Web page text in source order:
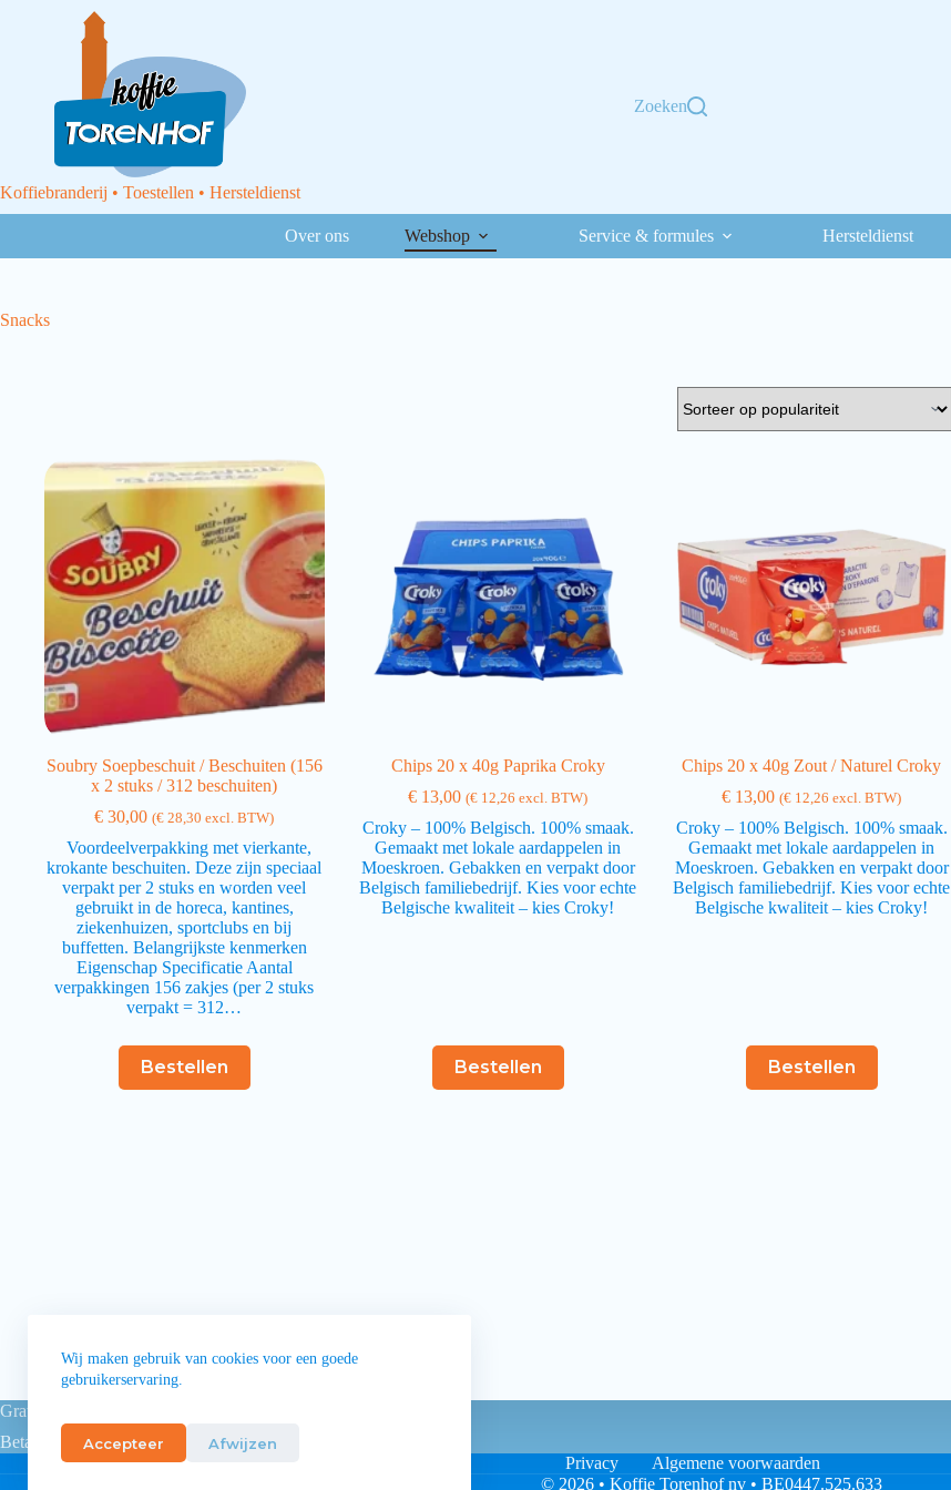
Wij maken gebruik van cookies voor een goede
gebruikerservaring.
Accepteer Afwijzen
Koffiebranderij • Toestellen • Hersteldienst
Zoeken
Over ons Webshop Service & formules Hersteldienst
Snacks
Soubry Soepbeschuit / Beschuiten (156
x 2 stuks / 312 beschuiten)
€ 30,00 (€ 28,30 excl. BTW)
Voordeelverpakking met vierkante,
krokante beschuiten. Deze zijn speciaal
verpakt per 2 stuks en worden veel
gebruikt in de horeca, kantines,
ziekenhuizen, sportclubs en bij
buffetten. Belangrijkste kenmerken
Eigenschap Specificatie Aantal
verpakkingen 156 zakjes (per 2 stuks
verpakt = 312…
Bestellen
Chips 20 x 40g Paprika Croky
€ 13,00 (€ 12,26 excl. BTW)
Croky – 100% Belgisch. 100% smaak.
Gemaakt met lokale aardappelen in
Moeskroen. Gebakken en verpakt door
Belgisch familiebedrijf. Kies voor echte
Belgische kwaliteit – kies Croky!
Bestellen
Chips 20 x 40g Zout / Naturel Croky
€ 13,00 (€ 12,26 excl. BTW)
Croky – 100% Belgisch. 100% smaak.
Gemaakt met lokale aardappelen in
Moeskroen. Gebakken en verpakt door
Belgisch familiebedrijf. Kies voor echte
Belgische kwaliteit – kies Croky!
Bestellen
Gratis levering vanaf 80 euro
Betaling achteraf voor overheidsinstellingen
Privacy
Algemene voorwaarden
© 2026 • Koffie Torenhof nv • BE0447.525.633